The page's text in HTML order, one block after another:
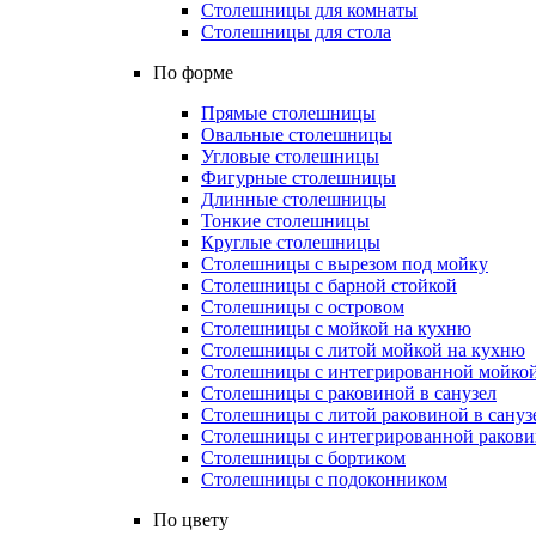
Столешницы для комнаты
Столешницы для стола
По форме
Прямые столешницы
Овальные столешницы
Угловые столешницы
Фигурные столешницы
Длинные столешницы
Тонкие столешницы
Круглые столешницы
Столешницы с вырезом под мойку
Столешницы с барной стойкой
Столешницы с островом
Столешницы с мойкой на кухню
Столешницы с литой мойкой на кухню
Столешницы с интегрированной
Столешницы с раковиной в санузел
Столешницы с литой раковиной в
Столешницы с интегрированной
Столешницы с бортиком
Столешницы с подоконником
По цвету